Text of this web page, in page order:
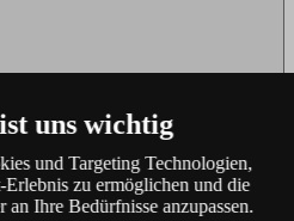
Angebot
uns wichtig
und Targeting Technologien,
Erlebnis zu ermöglichen und die
an Ihre Bedürfnisse anzupassen.